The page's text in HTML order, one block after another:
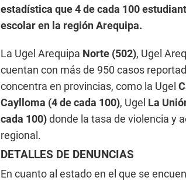
estadística que 4 de cada 100
escolar en la región Arequipa.
La Ugel Arequipa Norte (502), Ugel
cuentan con más de 950 casos
concentra en provincias, como la Ugel
Caylloma (4 de cada 100), Ugel La
cada 100)donde la tasa de violencia y
regional.
DETALLES DE DENUNCIAS
En cuanto al estado en el que se